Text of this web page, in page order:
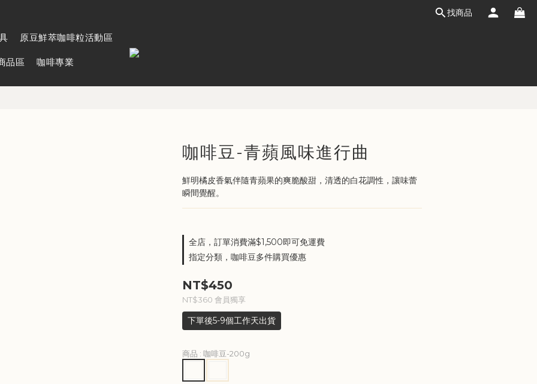
找商品
原豆鮮萃咖啡粒活動區
品區 咖啡專業
咖啡豆-青蘋風味進行曲
鮮明橘皮香氣伴隨青蘋果的爽脆酸甜，清透的白花調性，讓味蕾
瞬間覺醒。
全店，訂單消費滿$1,500即可免運費
指定分類，咖啡豆多件購買優惠
NT$450
NT$360 會員獨享
下單後5-9個工作天出貨
商品 : 咖啡豆-200g
立即購買